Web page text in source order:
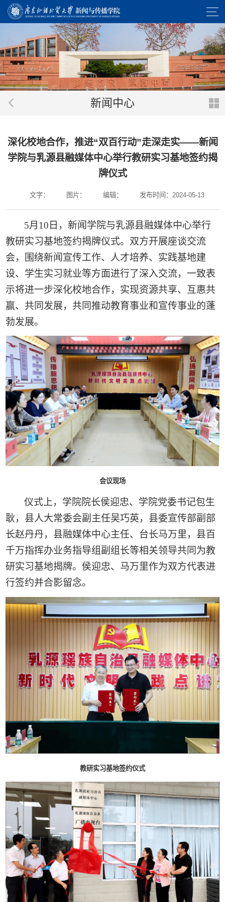
新闻中心
深化校地合作，推进“双百行动”走深走实——新闻
学院与乳源县融媒体中心举行教研实习基地签约揭
牌仪式
文字： 图片： 编辑： 发布时间：2024-05-13
5月10日，新闻学院与乳源县融媒体中心举行
教研实习基地签约揭牌仪式。双方开展座谈交流
会，围绕新闻宣传工作、人才培养、实践基地建
设、学生实习就业等方面进行了深入交流，一致表
示将进一步深化校地合作，实现资源共享、互惠共
赢、共同发展，共同推动教育事业和宣传事业的蓬
勃发展。
会议现场
仪式上，学院院长侯迎忠、学院党委书记包生
耿，县人大常委会副主任吴巧英，县委宣传部副部
长赵丹丹，县融媒体中心主任、台长马万里，县百
千万指挥办业务指导组副组长等相关领导共同为教
研实习基地揭牌。侯迎忠、马万里作为双方代表进
行签约并合影留念。
教研实习基地签约仪式